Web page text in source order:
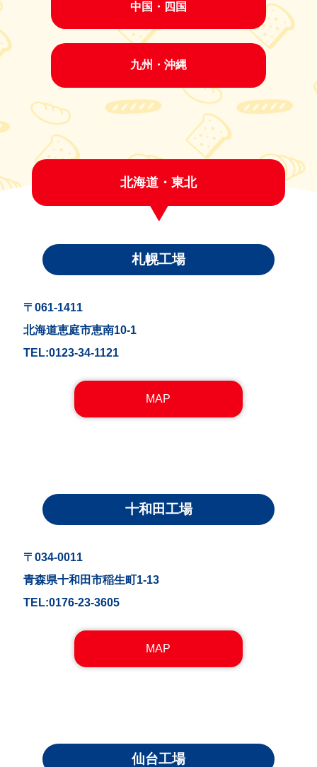
中国・四国
九州・沖縄
北海道・東北
札幌工場
〒061-1411
北海道恵庭市恵南10-1
TEL:0123-34-1121
MAP
十和田工場
〒034-0011
青森県十和田市稲生町1-13
TEL:0176-23-3605
MAP
仙台工場